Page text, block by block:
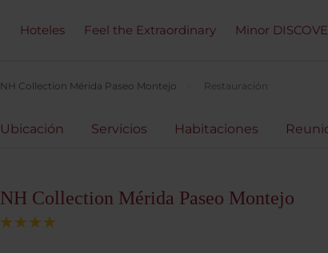
Hoteles Feel the Extraordinary Minor
NH Collection Mérida Paseo Montejo Restauración
Ubicación Servicios Habitaciones
NH Collection Mérida Paseo Montejo